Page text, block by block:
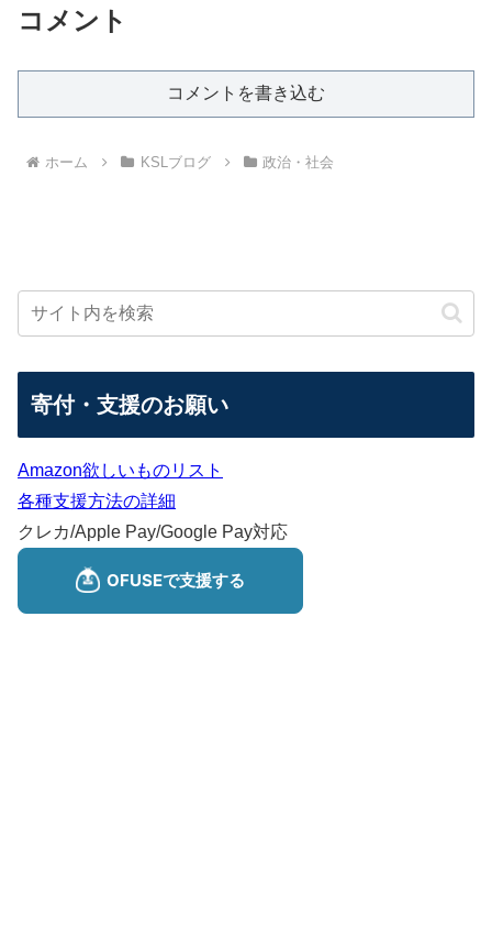
コメント
コメントを書き込む
ホーム KSLブログ 政治・社会
寄付・支援のお願い
Amazon欲しいものリスト
各種支援方法の詳細
クレカ/Apple Pay/Google Pay対応